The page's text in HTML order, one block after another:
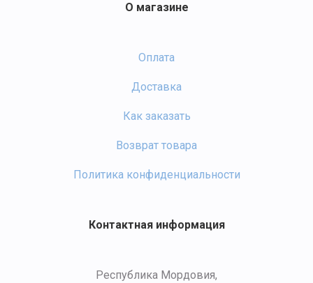
О магазине
Оплата
Доставка
Как заказать
Возврат товара
Политика конфиденциальности
Контактная информация
Республика Мордовия,